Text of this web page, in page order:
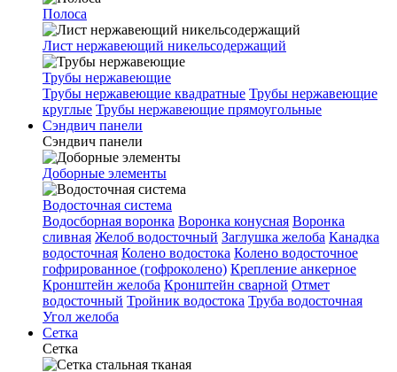
Полоса
Лист нержавеющий никельсодержащий
Трубы нержавеющие
Трубы нержавеющие квадратные Трубы нержавеющие
круглые Трубы нержавеющие прямоугольные
Сэндвич панели
Сэндвич панели
Доборные элементы
Водосточная система
Водосборная воронка Воронка конусная Воронка
сливная Желоб водосточный Заглушка желоба Канадка
водосточная Колено водостока Колено водосточное
гофрированное (гофроколено) Крепление анкерное
Кронштейн желоба Кронштейн сварной Отмет
водосточный Тройник водостока Труба водосточная
Угол желоба
Сетка
Сетка